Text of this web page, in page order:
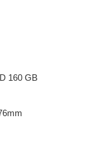
160 GB